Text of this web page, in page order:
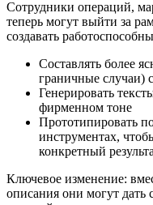
Сотрудники операций,
теперь могут выйти за
создавать
Составлять более
граничные
Генерировать
фирменном тоне
Прототипировать
инструментах,
конкретный
Ключевое изменение:
описания они могут дать